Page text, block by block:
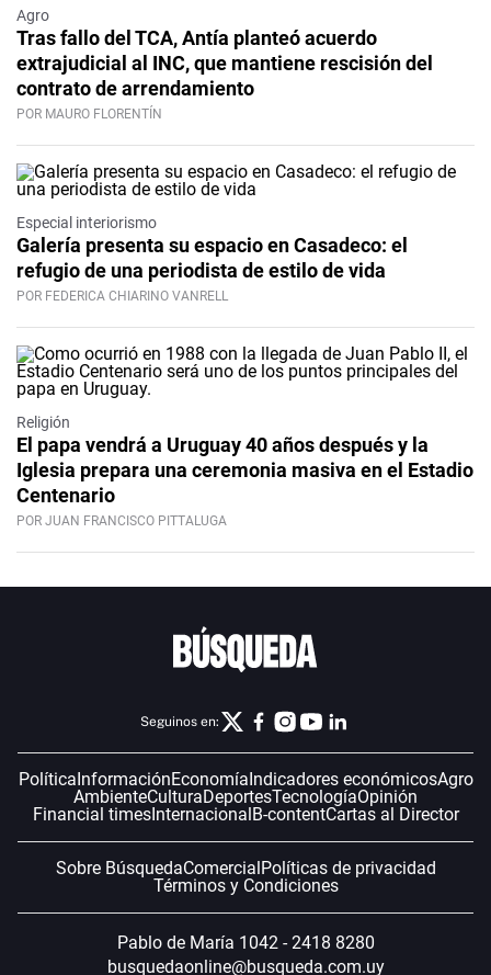
Agro
Tras fallo del TCA, Antía planteó acuerdo
extrajudicial al INC, que mantiene rescisión del
contrato de arrendamiento
POR MAURO FLORENTÍN
Especial interiorismo
Galería presenta su espacio en Casadeco: el
refugio de una periodista de estilo de vida
POR FEDERICA CHIARINO VANRELL
Religión
El papa vendrá a Uruguay 40 años después y la
Iglesia prepara una ceremonia masiva en el Estadio
Centenario
POR JUAN FRANCISCO PITTALUGA
Seguinos en:
PolíticaInformaciónEconomíaIndicadores económicosAgro
AmbienteCulturaDeportesTecnologíaOpinión
Financial timesInternacionalB-contentCartas al Director
Sobre BúsquedaComercialPolíticas de privacidad
Términos y Condiciones
Pablo de María 1042 - 2418 8280
busquedaonline@busqueda.com.uy